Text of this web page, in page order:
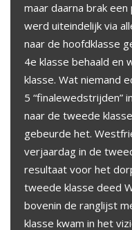
maar daarna brak
werd uiteindelijk via
naar de hoofdklasse
4e klasse behaald en
klasse. Wat niemand
5 “finalewedstrijden”
naar de tweede
gebeurde het.
verjaardag in de
resultaat voor het
tweede klasse deed
bovenin de ranglijst
klasse kwam in het